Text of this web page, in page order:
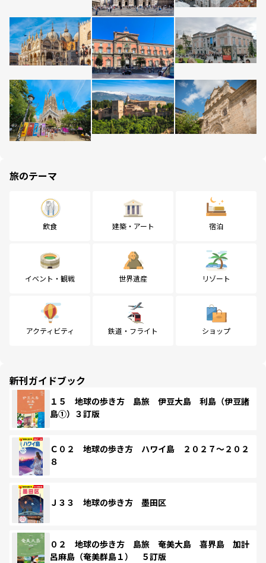
旅のテーマ
飲食 建築・アート 宿泊
イベント・観戦 世界遺産 リゾート
アクティビティ 鉄道・フライト ショップ
新刊ガイドブック
１５ 地球の歩き方 島旅 伊豆大島 利島（伊豆諸
島①）３訂版
Ｃ０２ 地球の歩き方 ハワイ島 ２０２７～２０２
８
Ｊ３３ 地球の歩き方 墨田区
０２ 地球の歩き方 島旅 奄美大島 喜界島 加計
呂麻島（奄美群島１） ５訂版